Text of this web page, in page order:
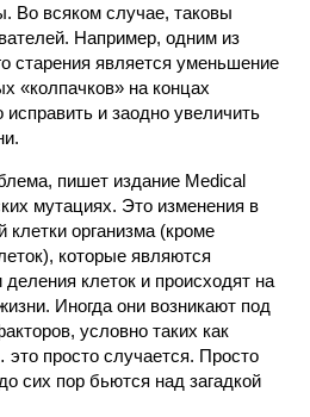
Во всяком случае, таковы
Например, одним из
старения является уменьшение
«колпачков» на концах
и заодно увеличить
пишет издание Medical
мутациях. Это изменения в
клетки организма (кроме
которые являются
клеток и происходят на
Иногда они возникают под
условно таких как
просто случается. Просто
сих пор бьются над загадкой